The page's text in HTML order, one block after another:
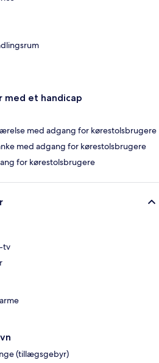
et handicap
med adgang for kørestolsbrugere
med adgang for kørestolsbrugere
for kørestolsbrugere
tv
(tillægsgebyr)